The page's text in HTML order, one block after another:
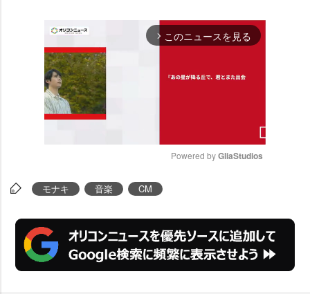
arrow_forward_ios このニュースを見る
Powered by GliaStudios
モナキ 音楽 CM